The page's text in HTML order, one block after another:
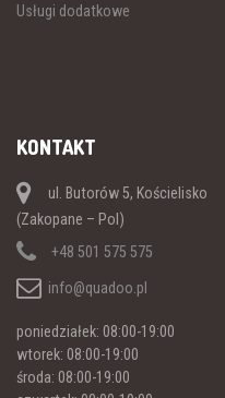
Usługi dodatkowe
KONTAKT
ul. Butorów 5, Kościelisko
(Zakopane – Pol)
+48 501 575 575
info@quadoo.pl
poniedziałek: 08:00-19:00
wtorek: 08:00-19:00
środa: 08:00-19:00